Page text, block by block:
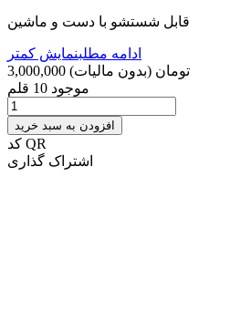
قابل شستشو با دست و ماشین
ادامه مطلبنمایش کمتر
3,000,000 تومان (بدون مالیات)
موجود 10 قلم
افزودن به سبد خرید
کد QR
اشتراک گذاری